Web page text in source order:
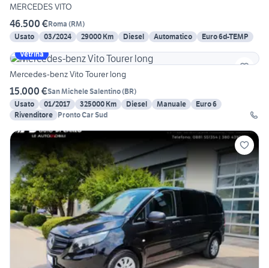
MERCEDES VITO
46.500 €Roma (RM)
Usato
03/2024 29000 Km Diesel Automatico
Euro 6d-TEMP
Vetrina
Mercedes-benz Vito Tourer long
15.000 €San Michele Salentino(BR)
Usato
01/2017 325000 Km Diesel Manuale
Euro 6
Rivenditore Pronto Car Sud